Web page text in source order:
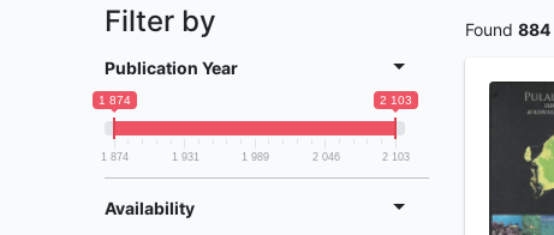
Filter by
Publication Year
1 874 2 103
1 874 1 931 1 989 2 046 2 103
Availability
Found 884